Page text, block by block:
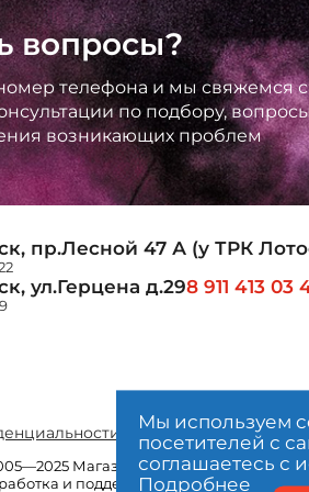
вопросы?
телефона и мы свяжемся с
по подбору,
возникающих проблем
пр.Лесной 47 А (у ТРК
ул.Герцена д.298 911 413 03
Пользовательское
Магазин пиротехники
и поддержка сайта — «Artleks»
Мы используем
посетителей с
соглашаетесь с
Подробнее